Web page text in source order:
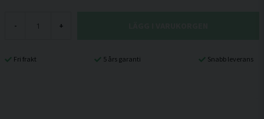
- +
Fri frakt 5 års garanti Snabb leverans